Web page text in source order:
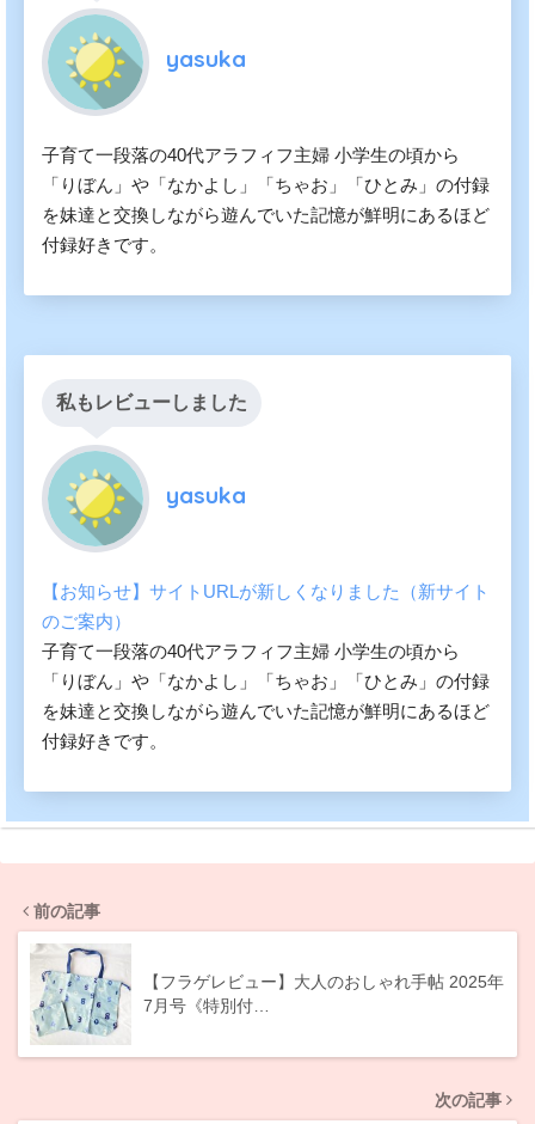
yasuka
子育て一段落の40代アラフィフ主婦 小学生の頃から
「りぼん」や「なかよし」「ちゃお」「ひとみ」の付録
を妹達と交換しながら遊んでいた記憶が鮮明にあるほど
付録好きです。
私もレビューしました
yasuka
【お知らせ】サイトURLが新しくなりました（新サイト
のご案内）
子育て一段落の40代アラフィフ主婦 小学生の頃から
「りぼん」や「なかよし」「ちゃお」「ひとみ」の付録
を妹達と交換しながら遊んでいた記憶が鮮明にあるほど
付録好きです。
前の記事
【フラゲレビュー】大人のおしゃれ手帖 2025年
7月号《特別付…
次の記事